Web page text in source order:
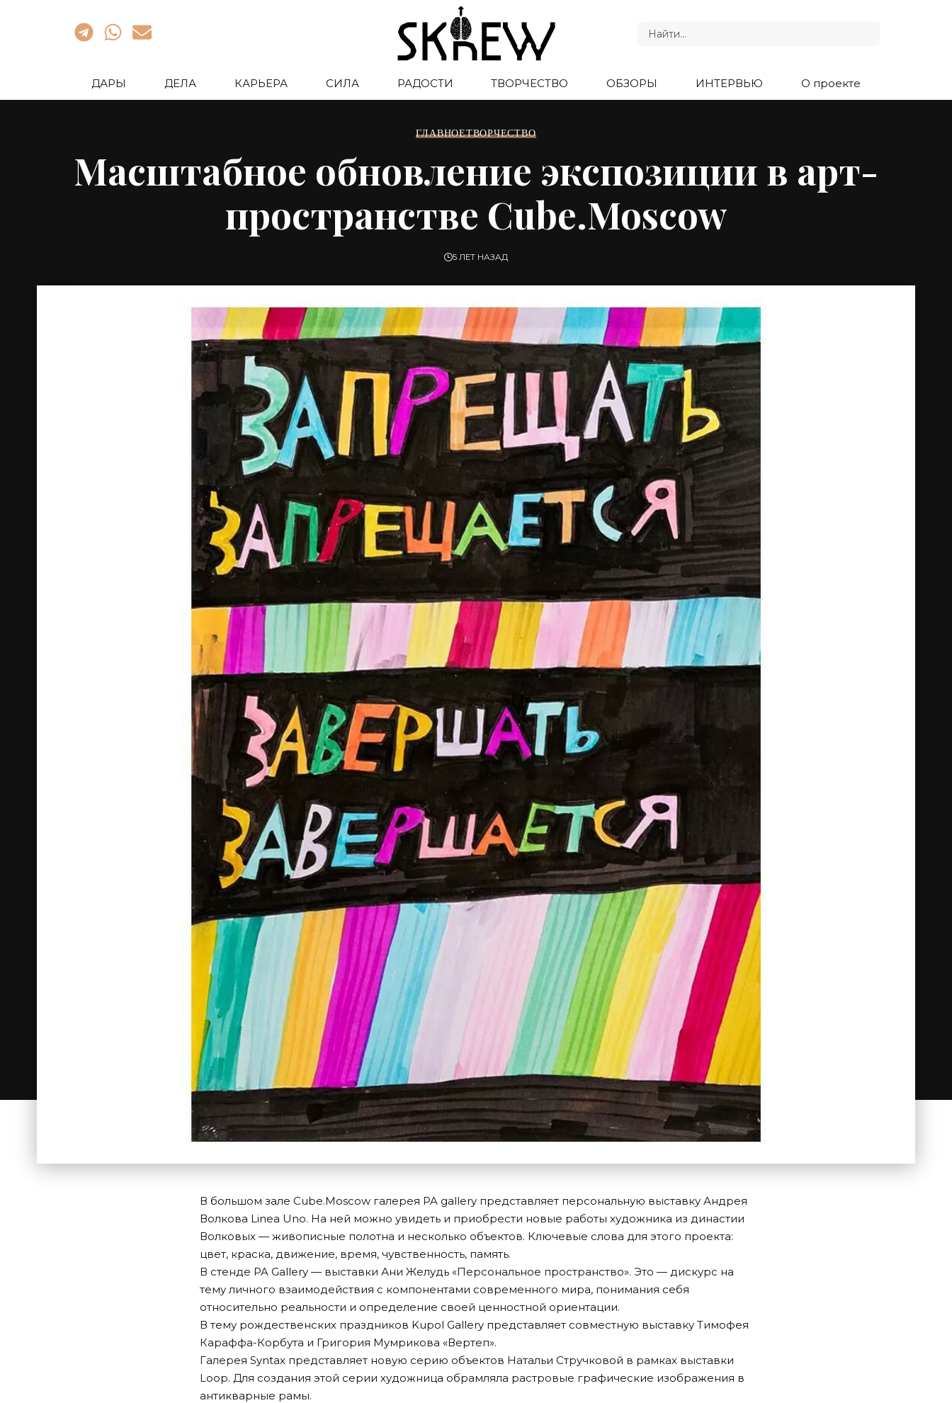
ДАРЫ ДЕЛА КАРЬЕРА СИЛА РАДОСТИ ТВОРЧЕСТВО ОБЗОРЫ ИНТЕРВЬЮ О проекте
ГЛАВНОЕТВОРЧЕСТВО
Масштабное обновление экспозиции в арт-
пространстве Cube.Moscow
5 ЛЕТ НАЗАД
В большом зале Cube.Moscow галерея PA gallery представляет персональную выставку Андрея
Волкова Linea Uno. На ней можно увидеть и приобрести новые работы художника из династии
Волковых — живописные полотна и несколько объектов. Ключевые слова для этого проекта:
цвет, краска, движение, время, чувственность, память.
В стенде PA Gallery — выставки Ани Желудь «Персональное пространство». Это — дискурс на
тему личного взаимодействия с компонентами современного мира, понимания себя
относительно реальности и определение своей ценностной ориентации.
В тему рождественских праздников Kupol Gallery представляет совместную выставку Тимофея
Караффа-Корбута и Григория Мумрикова «Вертеп».
Галерея Syntax представляет новую серию объектов Натальи Стручковой в рамках выставки
Loop. Для создания этой серии художница обрамляла растровые графические изображения в
антикварные рамы.